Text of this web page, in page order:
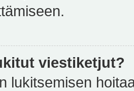
viestiketjut?
lukitsemisen